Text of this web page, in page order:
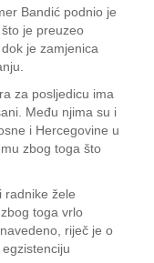
Bandić podnio je
je preuzeo
je zamjenica
za posljedicu ima
Među njima su i
i Hercegovine u
zbog toga što
radnike žele
toga vrlo
riječ je o